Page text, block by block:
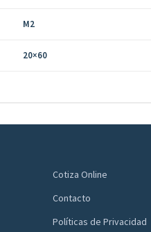
M2
20×60
Cotiza Online
Contacto
Políticas de Privacidad